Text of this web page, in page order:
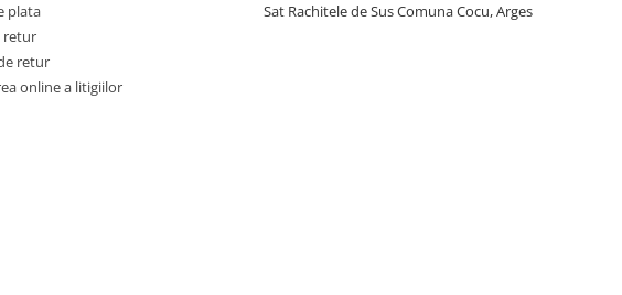
plata
retur
retur
online a litigiilor
Sat Rachitele de Sus Comuna Cocu, Arges